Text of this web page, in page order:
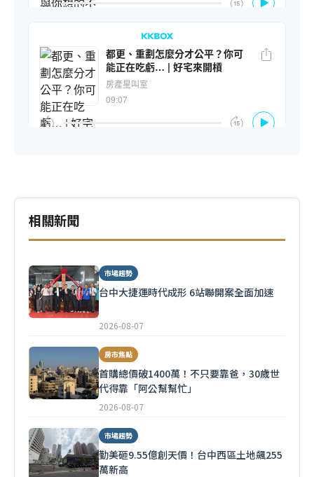
相關新聞
市場趨勢
台中大捷運時代成形 6站聯開案全面加速
2026-08-07
房市焦點
首購總價破1400萬！不只要靠爸，30歲世
代得靠「阿公幫幫忙」
2026-08-07
市場趨勢
勤美砸9.55億創天價！台中西區土地飆255
萬新高